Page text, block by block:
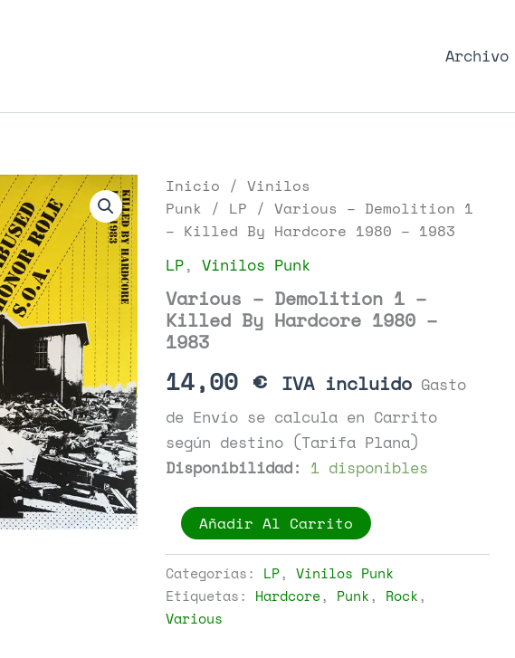
Archivo
Inicio / Vinilos
Punk / LP / Various – Demolition 1
– Killed By Hardcore 1980 – 1983
LP, Vinilos Punk
Various – Demolition 1 –
Killed By Hardcore 1980 –
1983
14,00 € IVA incluido Gasto
de Envío se calcula en Carrito
según destino (Tarifa Plana)
Disponibilidad: 1 disponibles
Various
Demolition
1
-
Killed
By
Añadir Al Carrito
Categorías: LP, Vinilos Punk
Etiquetas: Hardcore, Punk, Rock,
Various